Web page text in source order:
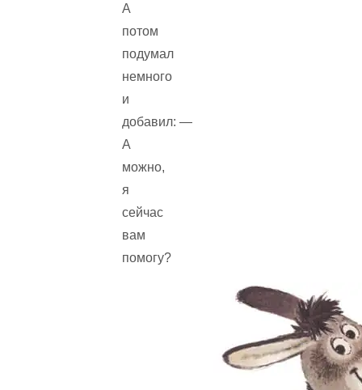
А
потом
подумал
немного
и
добавил: —
А
можно,
я
сейчас
вам
помогу?